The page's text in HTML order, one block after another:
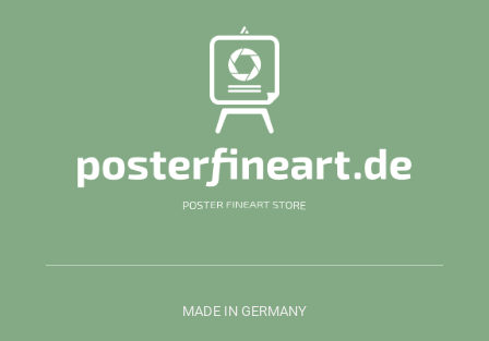
MADE IN GERMANY